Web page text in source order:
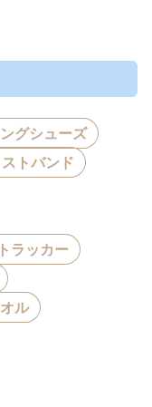
グシューズ
トバンド
ラッカー
ル